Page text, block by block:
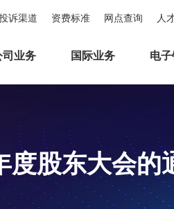
诉渠道 资费标准 网点查询 人
司业务 国际业务 电
度股东大会的